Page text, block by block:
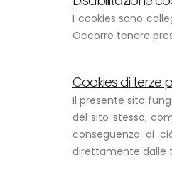
I cookies sono
Occorre tenere
Cookies di terze
Il presente sito
del sito stesso,
conseguenza di
direttamente dalle